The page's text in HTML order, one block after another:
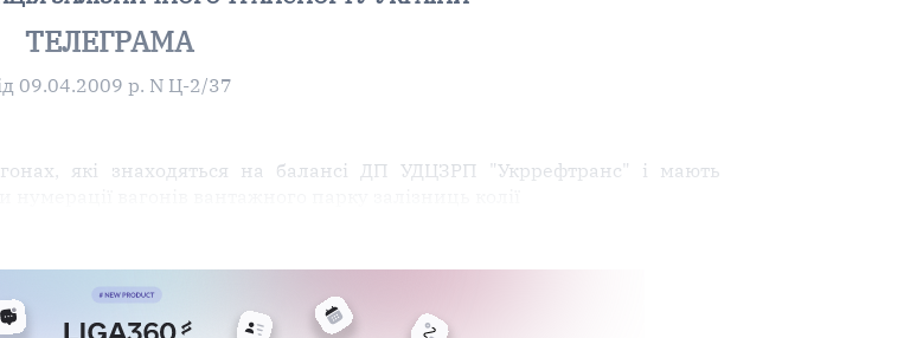
ТЕЛЕГРАМА
09.04.2009 р. N Ц-2/37
які знаходяться на балансі ДП УДЦЗРП "Укррефтранс" і мають